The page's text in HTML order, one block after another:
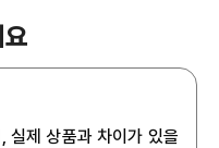
실제 상품과 차이가 있을